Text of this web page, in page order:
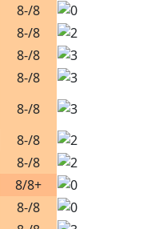
8-/8
8-/8
8-/8
8-/8
8-/8
8-/8
8-/8
8/8+
8-/8